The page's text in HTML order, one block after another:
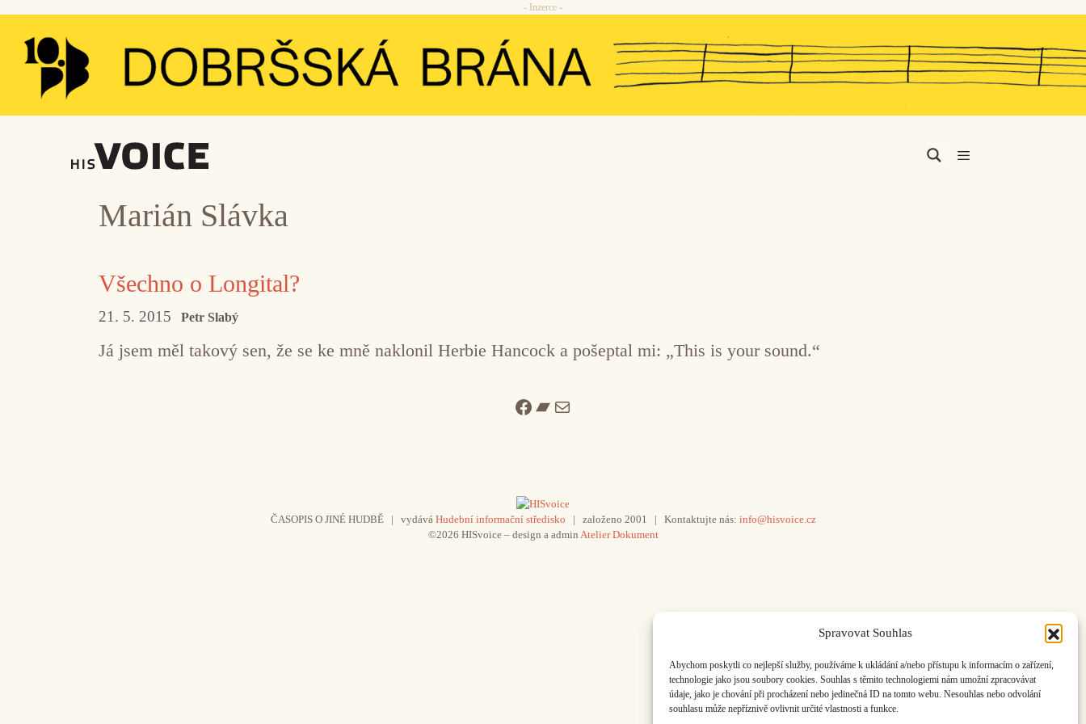
Spravovat Souhlas
Abychom poskytli co nejlepší služby, používáme k ukládání a/nebo přístupu k informacím o zařízení,
technologie jako jsou soubory cookies. Souhlas s těmito technologiemi nám umožní zpracovávat
údaje, jako je chování při procházení nebo jedinečná ID na tomto webu. Nesouhlas nebo odvolání
souhlasu může nepříznivě ovlivnit určité vlastnosti a funkce.
Přeskočit
obsah
- Inzerce -
Marián Slávka
Všechno o Longital?
21. 5. 2015 Petr Slabý
Já jsem měl takový sen, že se ke mně naklonil Herbie Hancock a pošeptal mi: „This is your sound.“
Facebook
Bandcamp
Mail
ČASOPIS O JINÉ HUDBĚ | vydává Hudební informační středisko | založeno 2001 | Kontaktujte nás: info@hisvoice.cz
©2026 HISvoice – design a admin Atelier Dokument